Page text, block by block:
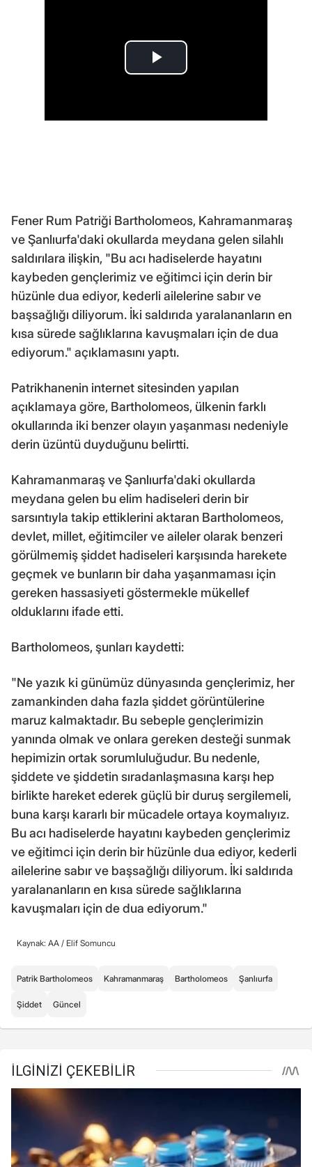
Fener Rum Patriği Bartholomeos, Kahramanmaraş
ve Şanlıurfa'daki okullarda meydana gelen silahlı
saldırılara ilişkin, "Bu acı hadiselerde hayatını
kaybeden gençlerimiz ve eğitimci için derin bir
hüzünle dua ediyor, kederli ailelerine sabır ve
başsağlığı diliyorum. İki saldırıda yaralananların en
kısa sürede sağlıklarına kavuşmaları için de dua
ediyorum." açıklamasını yaptı.
Patrikhanenin internet sitesinden yapılan
açıklamaya göre, Bartholomeos, ülkenin farklı
okullarında iki benzer olayın yaşanması nedeniyle
derin üzüntü duyduğunu belirtti.
Kahramanmaraş ve Şanlıurfa'daki okullarda
meydana gelen bu elim hadiseleri derin bir
sarsıntıyla takip ettiklerini aktaran Bartholomeos,
devlet, millet, eğitimciler ve aileler olarak benzeri
görülmemiş şiddet hadiseleri karşısında harekete
geçmek ve bunların bir daha yaşanmaması için
gereken hassasiyeti göstermekle mükellef
olduklarını ifade etti.
Bartholomeos, şunları kaydetti:
"Ne yazık ki günümüz dünyasında gençlerimiz, her
zamankinden daha fazla şiddet görüntülerine
maruz kalmaktadır. Bu sebeple gençlerimizin
yanında olmak ve onlara gereken desteği sunmak
hepimizin ortak sorumluluğudur. Bu nedenle,
şiddete ve şiddetin sıradanlaşmasına karşı hep
birlikte hareket ederek güçlü bir duruş sergilemeli,
buna karşı kararlı bir mücadele ortaya koymalıyız.
Bu acı hadiselerde hayatını kaybeden gençlerimiz
ve eğitimci için derin bir hüzünle dua ediyor, kederli
ailelerine sabır ve başsağlığı diliyorum. İki saldırıda
yaralananların en kısa sürede sağlıklarına
kavuşmaları için de dua ediyorum."
Kaynak: AA / Elif Somuncu
Patrik Bartholomeos Kahramanmaraş Bartholomeos Şanlıurfa
Şiddet Güncel